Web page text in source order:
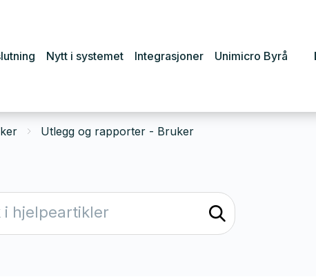
Nytt i systemet Integrasjoner Unimicro Byrå
Utlegg og rapporter - Bruker